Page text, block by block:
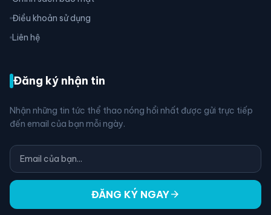
Điều khoản sử dụng
Liên hệ
Đăng ký nhận tin
Nhận những tin tức thể thao nóng hổi nhất được gửi trực tiếp
đến email của bạn mỗi ngày.
ĐĂNG KÝ NGAYarrow_forward